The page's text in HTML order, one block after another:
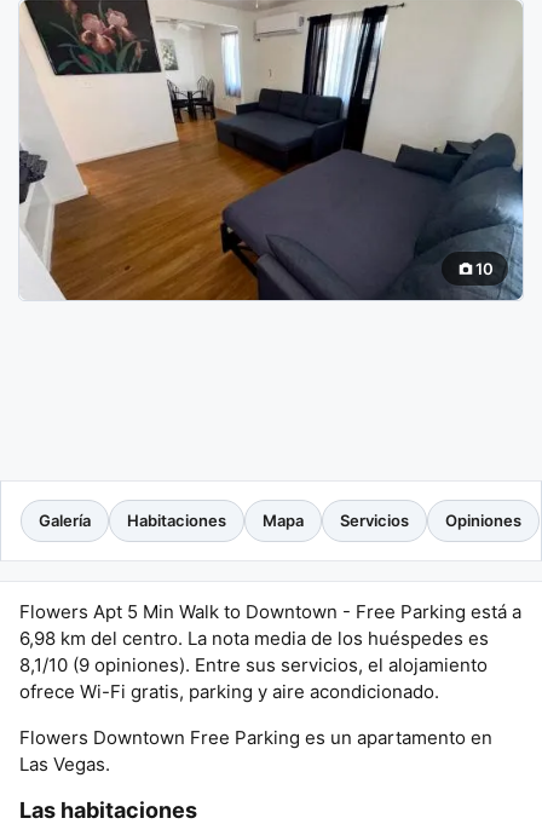
10
Galería Habitaciones Mapa Servicios Opiniones
Flowers Apt 5 Min Walk to Downtown - Free Parking está a
6,98 km del centro. La nota media de los huéspedes es
8,1/10 (9 opiniones). Entre sus servicios, el alojamiento
ofrece Wi-Fi gratis, parking y aire acondicionado.
Flowers Downtown Free Parking es un apartamento en
Las Vegas.
Las habitaciones